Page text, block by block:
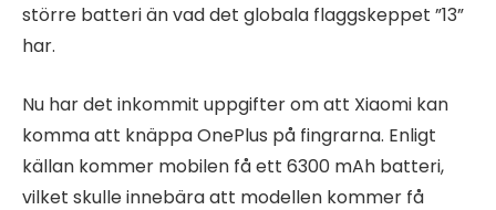
större batteri än vad det globala flaggskeppet ”13”
har.
Nu har det inkommit uppgifter om att Xiaomi kan
komma att knäppa OnePlus på fingrarna. Enligt
källan kommer mobilen få ett 6300 mAh batteri,
vilket skulle innebära att modellen kommer få